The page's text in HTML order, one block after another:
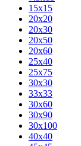
15х15
20х20
20х30
20х50
20х60
25х40
25х75
30х30
33х33
30х60
30х90
30х100
40х40